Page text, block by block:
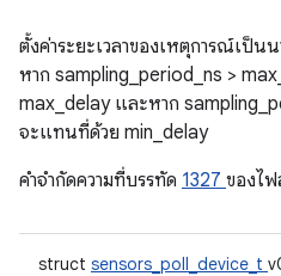
ตั้งค่าระยะเวลาของเหตุการณ์เป็น
หาก sampling_period_ns >
max_delay และหาก
จะแทนที่ด้วย min_delay
คําจํากัดความที่บรรทัด 1327 ของไ
struct sensors_poll_device_t